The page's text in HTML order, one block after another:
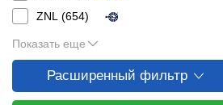
ZNL (654)
Показать еще
Расширенный фильтр